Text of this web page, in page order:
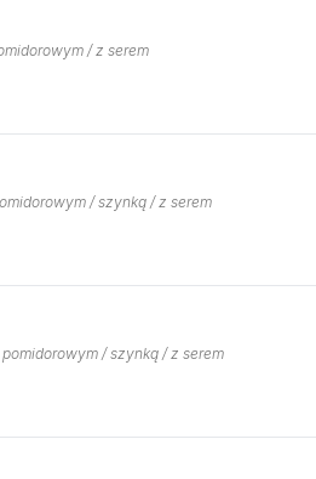
/ z serem
/ szynką / z serem
/ szynką / z serem